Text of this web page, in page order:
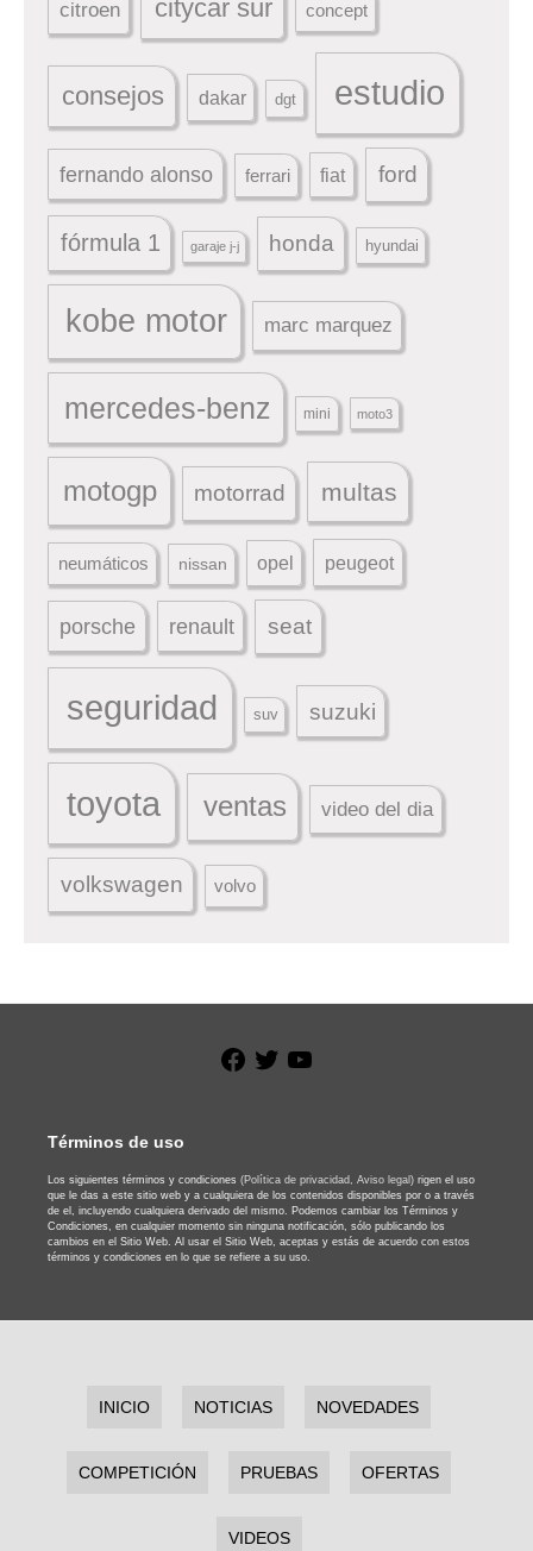
citroen citycar sur concept
consejos dakar dgt estudio
fernando alonso ferrari fiat ford
fórmula 1 garaje j-j honda hyundai
kobe motor marc marquez
mercedes-benz mini moto3
motogp motorrad multas
neumáticos nissan opel peugeot
porsche renault seat
seguridad suv suzuki
toyota ventas video del dia
volkswagen volvo
Facebook
Twitter
Términos de uso
Los siguientes términos y condiciones (Política de privacidad, Aviso legal) rigen el uso
que le das a este sitio web y a cualquiera de los contenidos disponibles por o a través
de el, incluyendo cualquiera derivado del mismo. Podemos cambiar los Términos y
Condiciones, en cualquier momento sin ninguna notificación, sólo publicando los
cambios en el Sitio Web. Al usar el Sitio Web, aceptas y estás de acuerdo con estos
términos y condiciones en lo que se refiere a su uso.
INICIO NOTICIAS NOVEDADES
COMPETICIÓN PRUEBAS OFERTAS
VIDEOS